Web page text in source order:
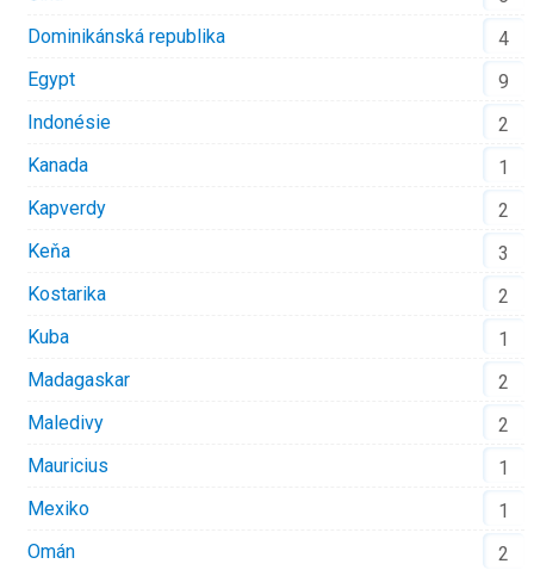
Dominikánská republika
4
Egypt
9
Indonésie
2
Kanada
1
Kapverdy
2
Keňa
3
Kostarika
2
Kuba
1
Madagaskar
2
Maledivy
2
Mauricius
1
Mexiko
1
Omán
2